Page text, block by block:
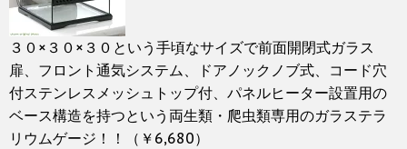
３０×３０×３０という手頃なサイズで前面開閉式ガラス
扉、フロント通気システム、ドアノックノブ式、コード穴
付ステンレスメッシュトップ付、パネルヒーター設置用の
ベース構造を持つという両生類・爬虫類専用のガラステラ
リウムゲージ！！（￥6,680）